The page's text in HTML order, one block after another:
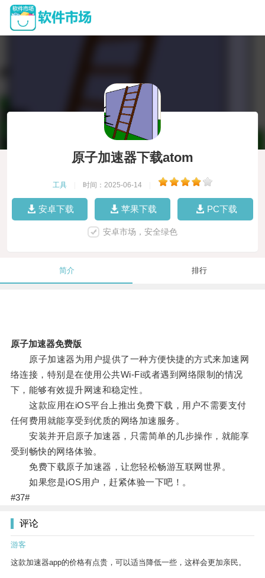
原子加速器下载atom
工具 时间：2025-06-14
安卓下载 苹果下载 PC下载
安卓市场，安全绿色
简介 排行
原子加速器免费版
原子加速器为用户提供了一种方便快捷的方式来加速网
络连接，特别是在使用公共Wi-Fi或者遇到网络限制的情况
下，能够有效提升网速和稳定性。
这款应用在iOS平台上推出免费下载，用户不需要支付
任何费用就能享受到优质的网络加速服务。
安装并开启原子加速器，只需简单的几步操作，就能享
受到畅快的网络体验。
免费下载原子加速器，让您轻松畅游互联网世界。
如果您是iOS用户，赶紧体验一下吧！。
#37#
评论
游客
这款加速器app的价格有点贵，可以适当降低一些，这样会更加亲民。